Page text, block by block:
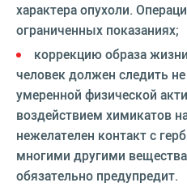
характера опухоли.
ограниченных показаниях;
коррекцию образа
человек должен следить
умеренной физической
воздействием химикатов
нежелателен контакт с
многими другими
обязательно предупредит.